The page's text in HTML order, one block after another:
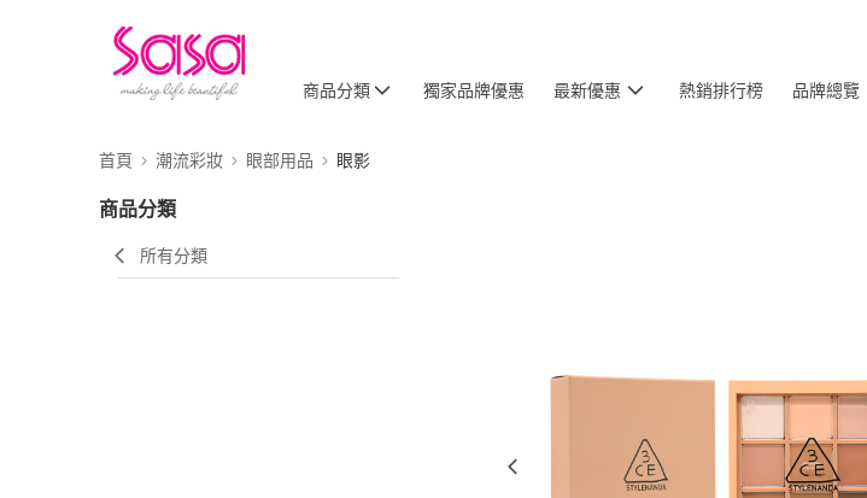
商品分類 獨家品牌優惠 最新優惠 熱銷排行榜 品牌總覽
首頁 潮流彩妝 眼部用品 眼影
商品分類
所有分類